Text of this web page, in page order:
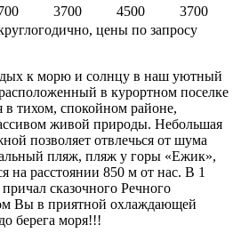
3700 4500
3700
цены по запросу
к морю и солнцу в наш уютный
в курортном поселке
тихом, спокойном районе,
живой природы. Небольшая
позволяет отвлечься от шума
пляж, пляж у горы «Ежик»,
на расстоянии 850 м от нас. В 1
сказочного Речного
Вы в приятной охлаждающей
берега моря!!!